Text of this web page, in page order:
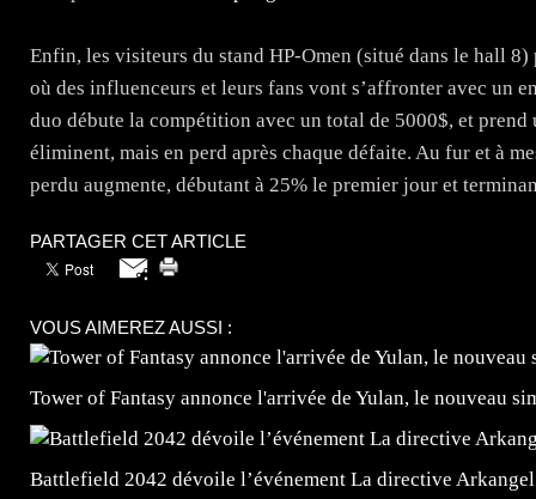
Enfin, les visiteurs du stand HP-Omen (situé dans le hall
où des influenceurs et leurs fans vont s’affronter avec un
duo débute la compétition avec un total de 5000$, et prend
éliminent, mais en perd après chaque défaite. Au fur et à
perdu augmente, débutant à 25% le premier jour et
PARTAGER CET ARTICLE
VOUS AIMEREZ AUSSI :
Tower of Fantasy annonce l'arrivée de Yulan, le nouveau
Battlefield 2042 dévoile l’événement La directive Arkangel